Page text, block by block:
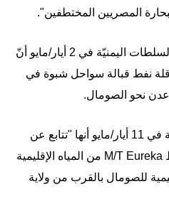
المصريين المختطفين".
وجاء انتشار الصورة بعد إعلان السلطات اليمنيّة في 2 أيار/مايو أنّ
نفط قبالة سواحل شبوة في
عدن نحو الصومال.
الخارجية المصرية في 11 أيار/مايو أنها "تتابع عن
كثب حادث اختطاف ناقلة النفط M/T Eureka من المياه الإقليمية
للصومال بالقرب من ولاية